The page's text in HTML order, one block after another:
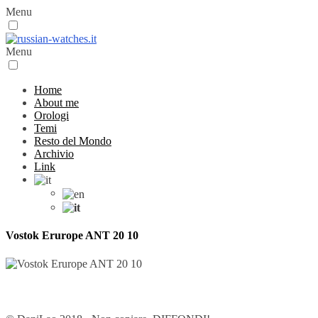
Menu
Menu
Home
About me
Orologi
Temi
Resto del Mondo
Archivio
Link
Vostok Erurope ANT 20 10